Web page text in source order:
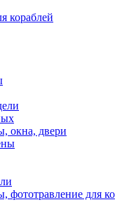
кораблей
окна, двери
фототравление для